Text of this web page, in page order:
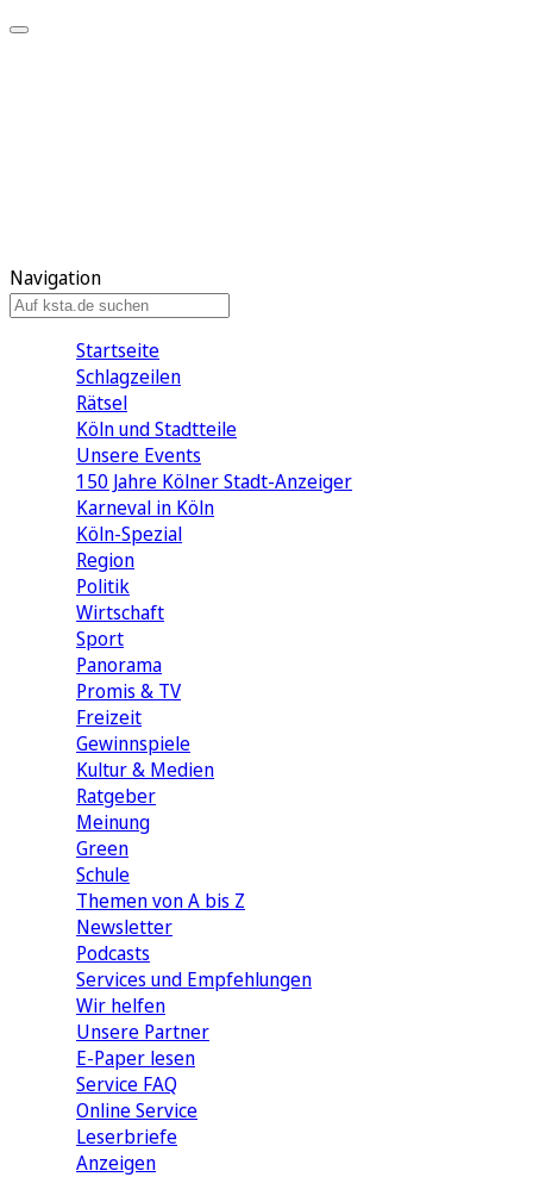
Navigation
Startseite
Schlagzeilen
Rätsel
Köln und Stadtteile
Unsere Events
150 Jahre Kölner Stadt-Anzeiger
Karneval in Köln
Köln-Spezial
Region
Politik
Wirtschaft
Sport
Panorama
Promis & TV
Freizeit
Gewinnspiele
Kultur & Medien
Ratgeber
Meinung
Green
Schule
Themen von A bis Z
Newsletter
Podcasts
Services und Empfehlungen
Wir helfen
Unsere Partner
E-Paper lesen
Service FAQ
Online Service
Leserbriefe
Anzeigen